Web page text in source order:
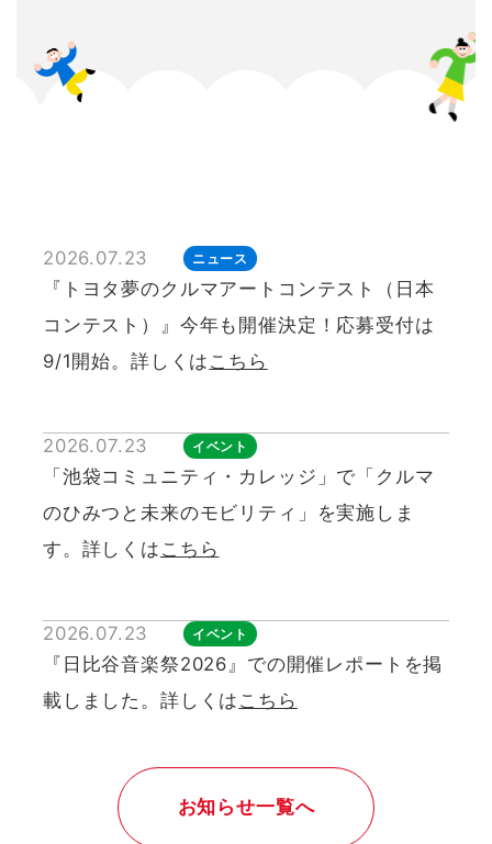
2026.07.23 ニュース
『トヨタ夢のクルマアートコンテスト（日本
コンテスト）』今年も開催決定！応募受付は
9/1開始。詳しくは こちら
2026.07.23 イベント
「池袋コミュニティ・カレッジ」で「クルマ
のひみつと未来のモビリティ」を実施しま
す。詳しくは こちら
2026.07.23 イベント
『日比谷音楽祭2026』での開催レポートを掲
載しました。詳しくは こちら
お知らせ一覧へ